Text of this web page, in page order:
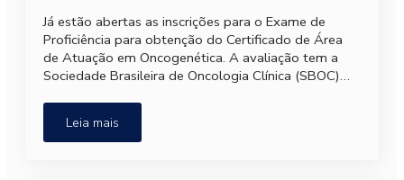
Já estão abertas as inscrições para o Exame de
Proficiência para obtenção do Certificado de Área
de Atuação em Oncogenética. A avaliação tem a
Sociedade Brasileira de Oncologia Clínica (SBOC)…
Leia mais